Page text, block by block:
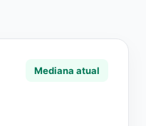
Mediana atual